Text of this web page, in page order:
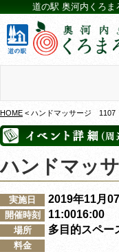
道の駅 奥河内くろ
HOME < ハンドマッサージ 1107
ハンドマッ
実施日 2019年11月
開催時刻 11:0016:00
場所 多目的スペ
料金